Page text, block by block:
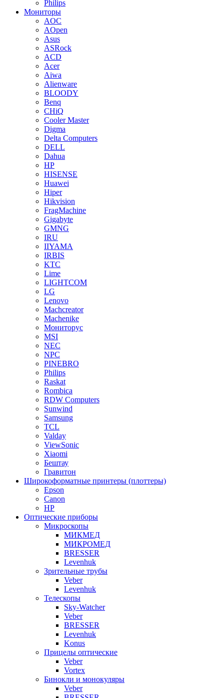
Philips
Мониторы
AOC
AOpen
Asus
ASRock
ACD
Acer
Aiwa
Alienware
BLOODY
Benq
CHiQ
Cooler Master
Digma
Delta Computers
DELL
Dahua
HP
HISENSE
Huawei
Hiper
Hikvision
FragMachine
Gigabyte
GMNG
IRU
IIYAMA
IRBIS
KTC
Lime
LIGHTCOM
LG
Lenovo
Machcreator
Machenike
Мониторус
MSI
NEC
NPC
PINEBRO
Philips
Raskat
Rombica
RDW Computers
Sunwind
Samsung
TCL
Valday
ViewSonic
Xiaomi
Бештау
Гравитон
Широкоформатные принтеры (плоттеры)
Epson
Canon
HP
Оптические приборы
Микроскопы
МИКМЕД
МИКРОМЕД
BRESSER
Levenhuk
Зрительные трубы
Veber
Levenhuk
Телескопы
Sky-Watcher
Veber
BRESSER
Levenhuk
Konus
Прицелы оптические
Veber
Vortex
Бинокли и монокуляры
Veber